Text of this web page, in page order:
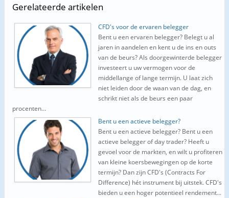
Gerelateerde artikelen
CFD's voor de ervaren belegger
Bent u een ervaren belegger? Belegt u al
jaren in aandelen en kent u de ins en outs
van de beurs? Als doorgewinterde belegger
investeert u uw vermogen voor de
middellange of lange termijn. U laat zich
niet leiden door de waan van de dag, en
schrikt niet als de beurs een paar
procenten...
Bent u een actieve belegger?
Bent u een actieve belegger? Bent u een
actieve belegger of day trader? Heeft u
gevoel voor de markten, en wilt u profiteren
van kleine koersbewegingen op de korte
termijn? Dan zijn CFD's (Contracts For
Difference) hét instrument bij uitstek. CFD's
bieden u een hoger potentieel rendement...